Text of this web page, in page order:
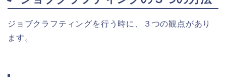
ジョブクラフティングを行う時に、３つの観点があり
ます。